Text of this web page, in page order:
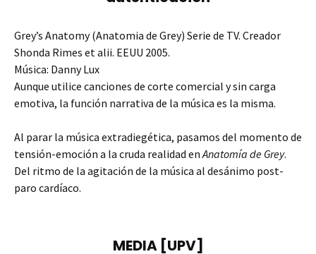
Grey’s Anatomy (Anatomia de Grey) Serie de TV. Creador
Shonda Rimes et alii. EEUU 2005.
Música: Danny Lux
Aunque utilice canciones de corte comercial y sin carga
emotiva, la función narrativa de la música es la misma.
Al parar la música extradiegética, pasamos del momento de
tensión-emoción a la cruda realidad enAnatomía de Grey.
Del ritmo de la agitación de la música al desánimo post-
paro cardíaco.